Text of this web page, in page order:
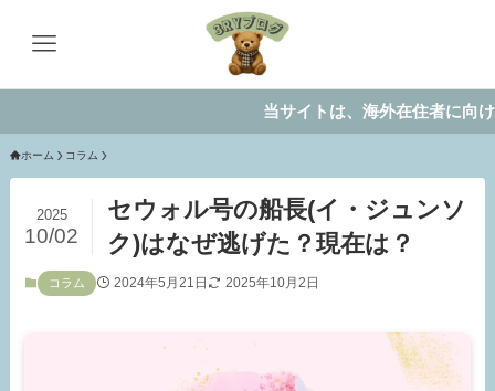
当サイトは、海外在住者に向けて情
ホーム コラム
セウォル号の船長(イ・ジュンソ
ク)はなぜ逃げた？現在は？
2025
10/02
コラム 2024年5月21日 2025年10月2日